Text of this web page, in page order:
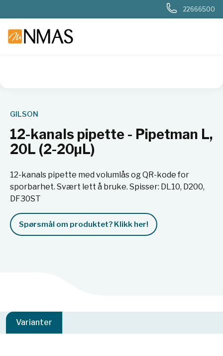
22666500
GILSON
12-kanals pipette - Pipetman L,
20L (2-20µL)
12-kanals pipette med volumlås og QR-kode for
sporbarhet. Svært lett å bruke. Spisser: DL10, D200,
DF30ST
Spørsmål om produktet? Klikk her!
Varianter